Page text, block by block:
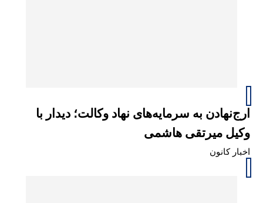
ارج‌نهادن به سرمایه‌های نهاد وکالت؛ دیدار با
وکیل میرتقی هاشمی
اخبار کانون